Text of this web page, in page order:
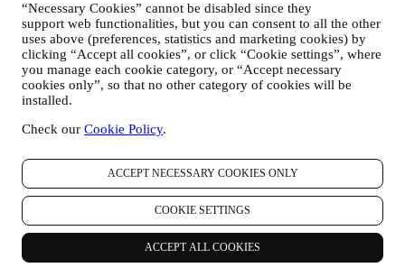
“Necessary Cookies” cannot be disabled since they
support web functionalities, but you can consent to all the other
uses above (preferences, statistics and marketing cookies) by
clicking “Accept all cookies”, or click “Cookie settings”, where
you manage each cookie category, or “Accept necessary
cookies only”, so that no other category of cookies will be
installed.
Check our Cookie Policy.
ACCEPT NECESSARY COOKIES ONLY
COOKIE SETTINGS
ACCEPT ALL COOKIES
normen voor de bescherming van persoonsgegevens te waarborgen
(wij gebruiken bijvoorbeeld de modelclausules van de Europese
Commissie voor onze contracten voor gegevensverwerking).
Wanneer uw persoonsgegevens naar andere landen dan het land
waar u woont of naar landen buiten de EER worden verzonden,
worden uw gegevens in ieder geval beschermd door adequate
veiligheidssystemen, die voortdurend worden bijgewerkt en
onderhouden in overeenstemming met de wetgeving inzake
gegevensbescherming.
5. HOELANG BEWAREN WIJ UW GEGEVENS?
Wij bewaren uw persoonlijke gegevens zolang wij ze nodig hebben
voor de doeleinden waarvoor ze zijn verzameld, waarna ze worden
vernietigd of onbruikbaar worden gemaakt. Het kan bijvoorbeeld
voorkomen dat wij gegevens over uw aankoop moeten bewaren om
te voldoen aan onze wettelijke verplichtingen of om geschillen op te
lossen. Uw Le Creuset-account wordt live gehouden totdat u ons